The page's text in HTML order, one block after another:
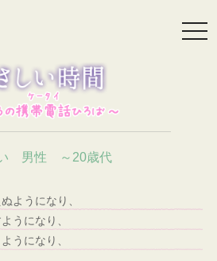
い 男性 ～20歳代
ようになり、
うになり、
うになり、